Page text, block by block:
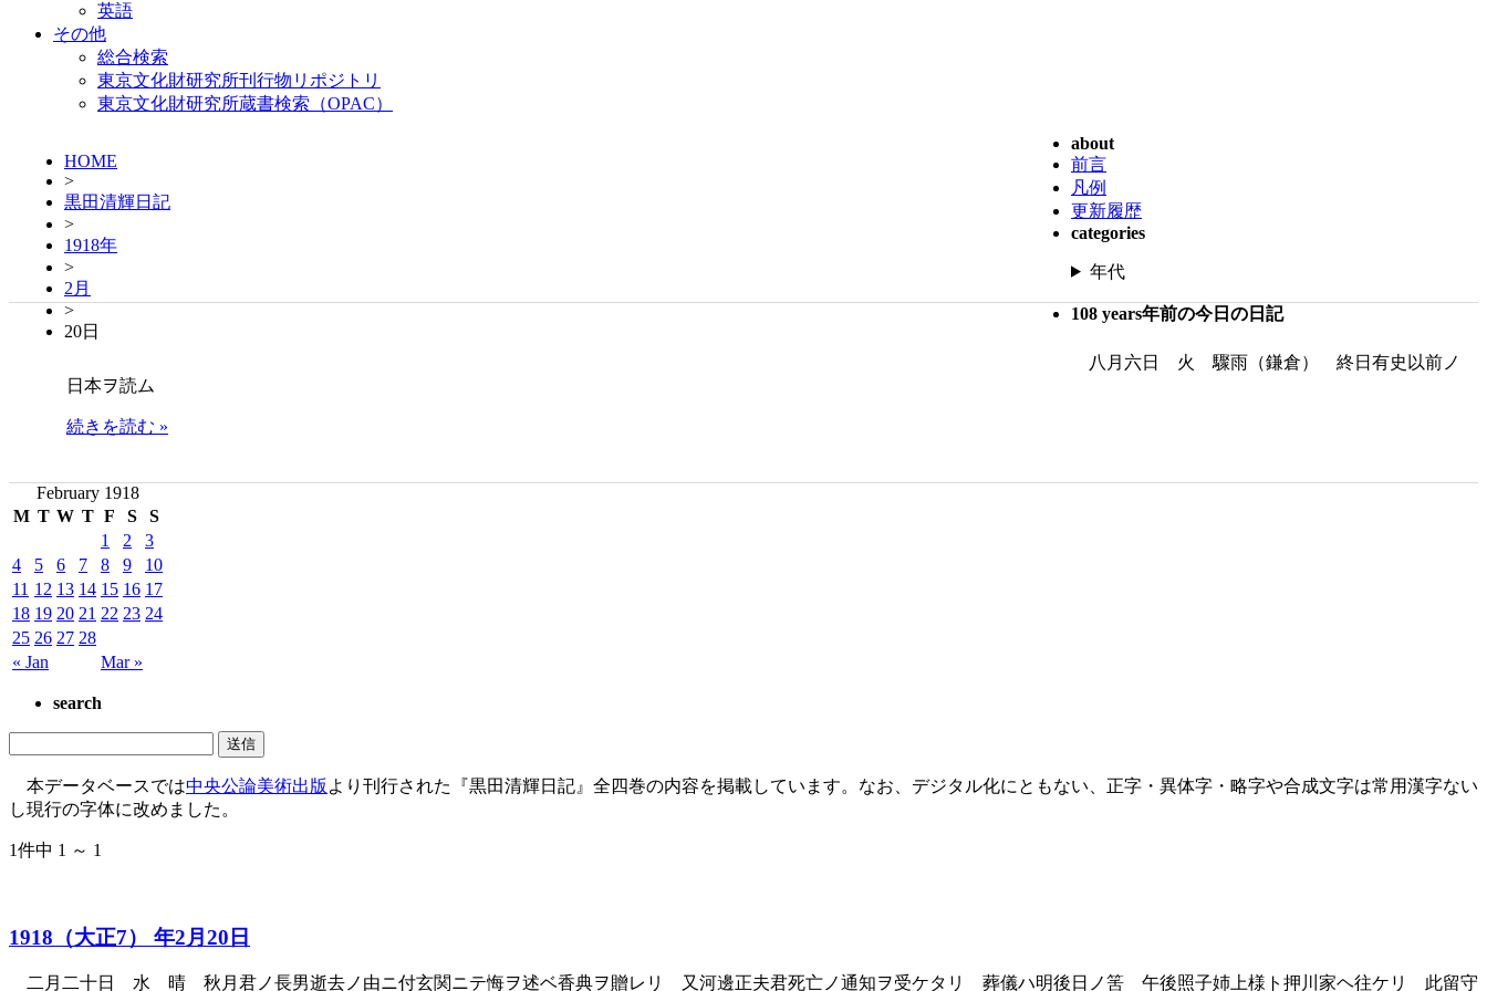
英語
その他
総合検索
東京文化財研究所刊行物リポジトリ
東京文化財研究所蔵書検索（OPAC）
HOME
>
黒田清輝日記
>
1918年
>
2月
>
20日
about
前言
凡例
更新履歴
categories
年代
108 years年前の今日の日記
八月六日 火 驟雨（鎌倉） 終日有史以前ノ
日本ヲ読ム
続きを読む »
February 1918
M T W T F S S
« Jan Mar »
1 2
3
4
5 6 7 8 9
10
11 12 13 14 15 16 17
18 19 20 21 22 23 24
25 26 27 28
search
本データベースでは中央公論美術出版 より刊行された『黒田清輝日記』全四巻の内容を掲載しています。なお、デジタル化にともない、正字・異体字・略字や合成文字は常用漢字ない
し現行の字体に改めました。
1件中 1 ～ 1
1918（大正7） 年2月20日
二月二十日 水 晴 秋月君ノ長男逝去ノ由ニ付玄関ニテ悔ヲ述ベ香典ヲ贈レリ 又河邊正夫君死亡ノ通知ヲ受ケタリ 葬儀ハ明後日ノ筈 午後照子姉上様ト押川家ヘ往ケリ 此留守